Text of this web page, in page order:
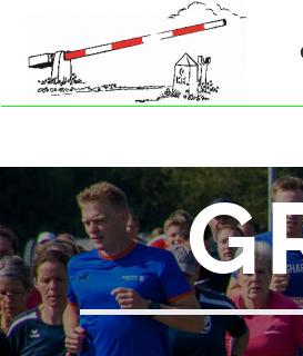
Skip to main content